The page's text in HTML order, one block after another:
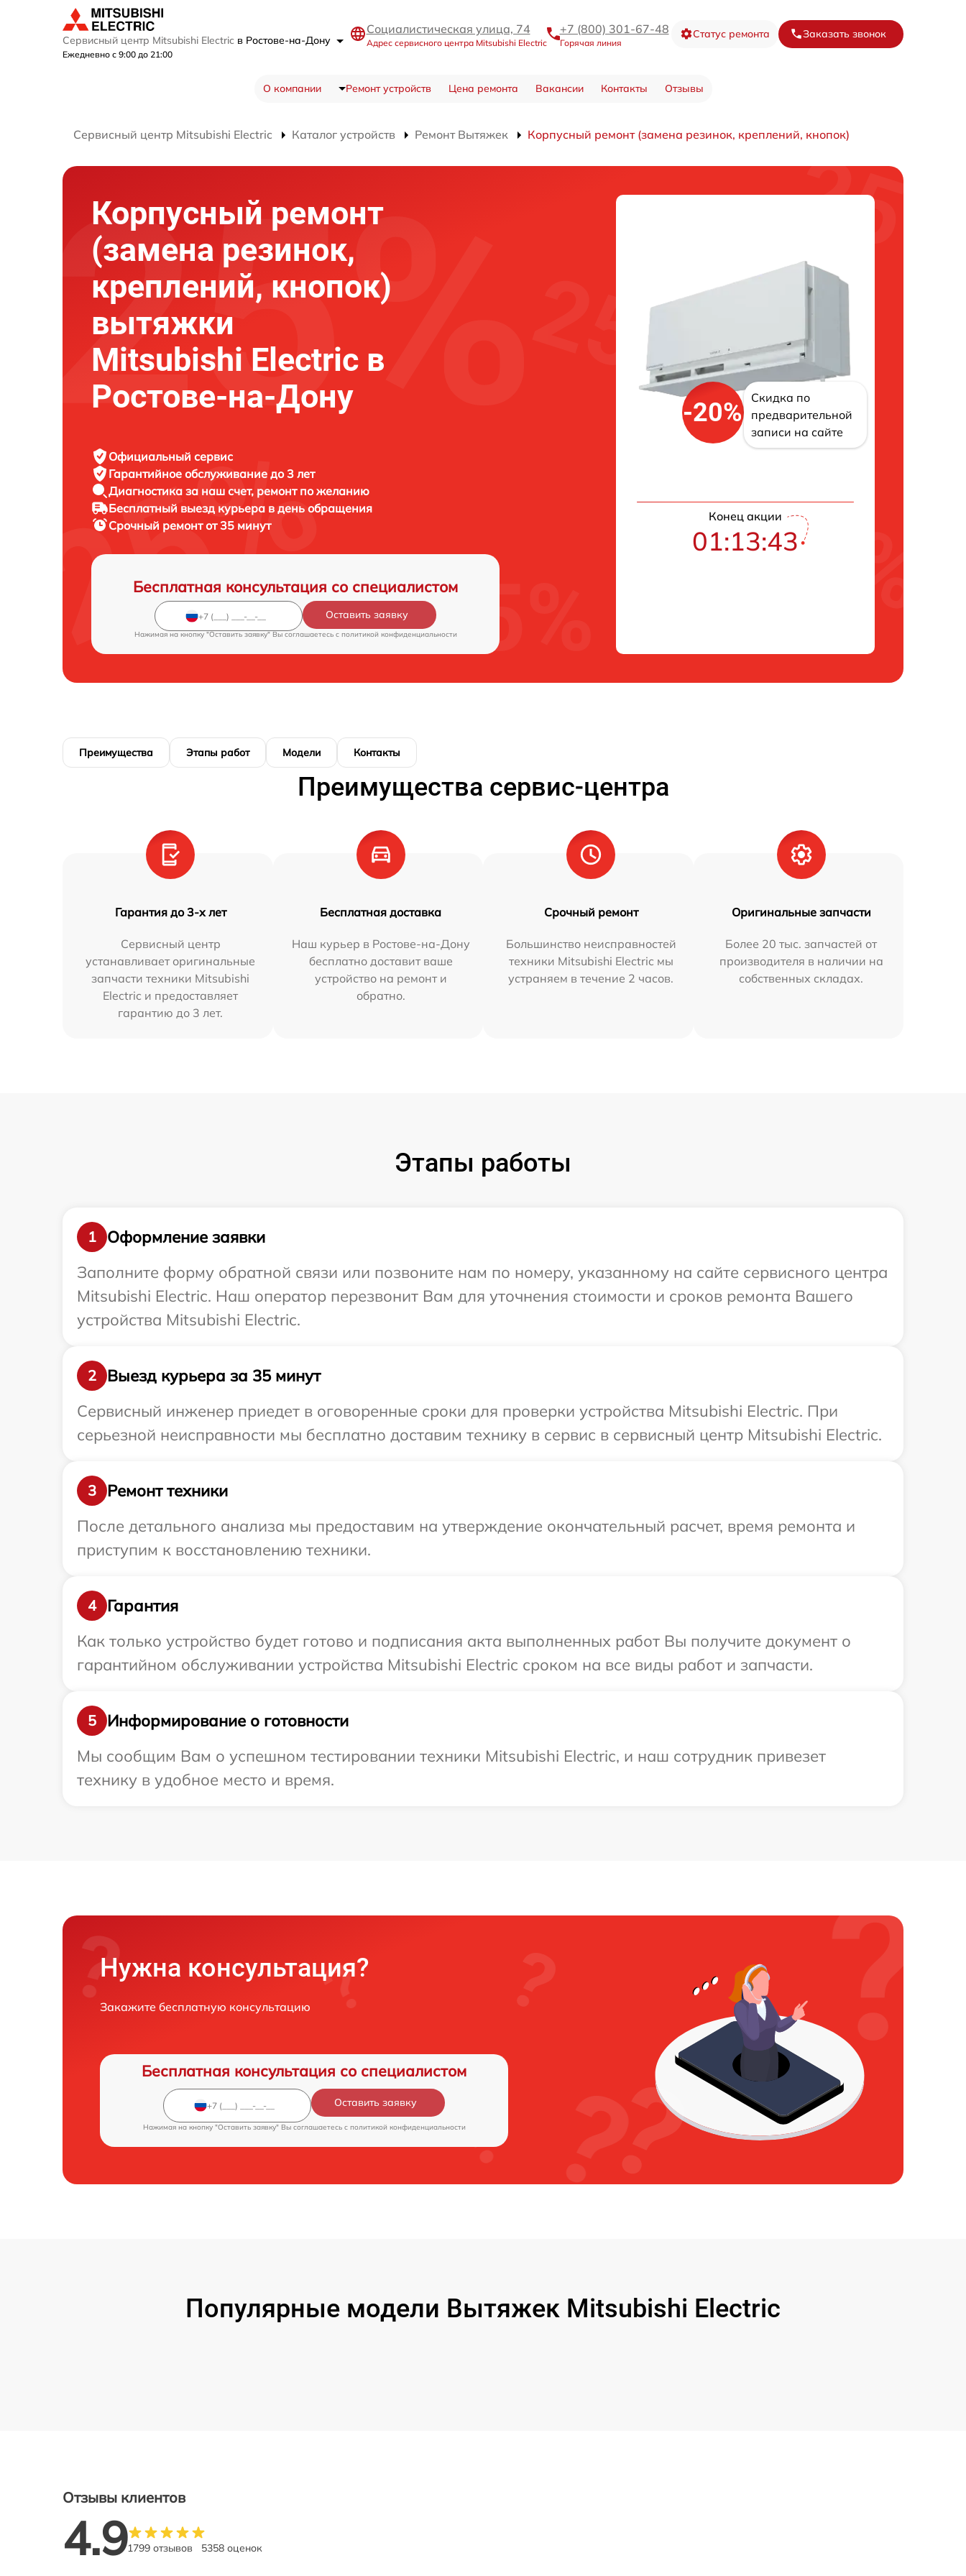
Сервисный центр Mitsubishi Electric в Ростове-на-Дону
Ежедневно с 9:00 до 21:00
Социалистическая улица, 74
Адрес сервисного центра Mitsubishi Electric
+7 (800) 301-67-48
Горячая линия
Статус ремонта Заказать звонок
О компании Ремонт устройств Цена ремонта Вакансии Контакты Отзывы
Сервисный центр Mitsubishi Electric Каталог устройств Ремонт Вытяжек Корпусный ремонт (замена резинок, креплений, кнопок)
Корпусный ремонт
(замена резинок,
креплений, кнопок)
вытяжки
Mitsubishi Electric в
Ростове-на-Дону
Официальный сервис
Гарантийное обслуживание до 3 лет
Диагностика за наш счет, ремонт по желанию
Бесплатный выезд курьера в день обращения
Срочный ремонтот 35 минут
Бесплатная консультация со специалистом
Оставить заявку
Нажимая на кнопку "Оставить заявку" Вы соглашаетесь c политикой конфиденциальности
-20%
Скидка по
предварительной
записи на сайте
Конец акции
01:13:42
Преимущества Этапы работ Модели Контакты
Преимущества сервис-центра
Гарантия до 3-х лет
Сервисный центр
устанавливает оригинальные
запчасти техники Mitsubishi
Electric и предоставляет
гарантию до 3 лет.
Бесплатная доставка
Наш курьер в Ростове-на-Дону
бесплатно доставит ваше
устройство на ремонт и
обратно.
Срочный ремонт
Большинство неисправностей
техники Mitsubishi Electric мы
устраняем в течение 2 часов.
Оригинальные запчасти
Более 20 тыс. запчастей от
производителя в наличии на
собственных складах.
Этапы работы
1
Оформление заявки
Заполните форму обратной связи или позвоните нам по номеру, указанному на сайте сервисного центра
Mitsubishi Electric. Наш оператор перезвонит Вам для уточнения стоимости и сроков ремонта Вашего
устройства Mitsubishi Electric.
2
Выезд курьера за 35 минут
Сервисный инженер приедет в оговоренные сроки для проверки устройства Mitsubishi Electric. При
серьезной неисправности мы бесплатно доставим технику в сервис в сервисный центр Mitsubishi Electric.
3
Ремонт техники
После детального анализа мы предоставим на утверждение окончательный расчет, время ремонта и
приступим к восстановлению техники.
4
Гарантия
Как только устройство будет готово и подписания акта выполненных работ Вы получите документ о
гарантийном обслуживании устройства Mitsubishi Electric сроком на все виды работ и запчасти.
5
Информирование о готовности
Мы сообщим Вам о успешном тестировании техники Mitsubishi Electric, и наш сотрудник привезет
технику в удобное место и время.
Нужна консультация?
Закажите бесплатную консультацию
Бесплатная консультация со специалистом
Оставить заявку
Нажимая на кнопку "Оставить заявку" Вы соглашаетесь c политикой конфиденциальности
Популярные модели Вытяжек Mitsubishi Electric
Отзывы клиентов
4.91799 отзывов 5358 оценок